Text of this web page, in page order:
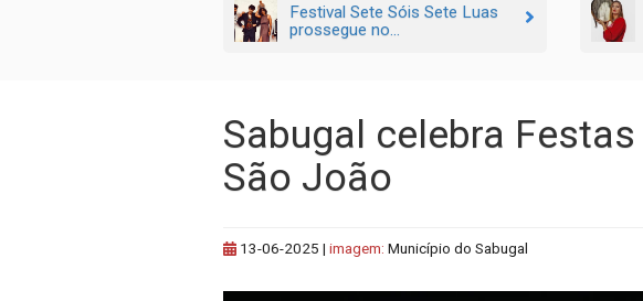
Festival Sete Sóis Sete Luas
prossegue no...
Sabugal celebra
São João
13-06-2025 | imagem: Município do Sabugal